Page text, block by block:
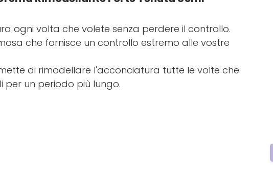
ogni volta che volete senza perdere il controllo.
che fornisce un controllo estremo alle vostre
di rimodellare l'acconciatura tutte le volte che
per un periodo più lungo.